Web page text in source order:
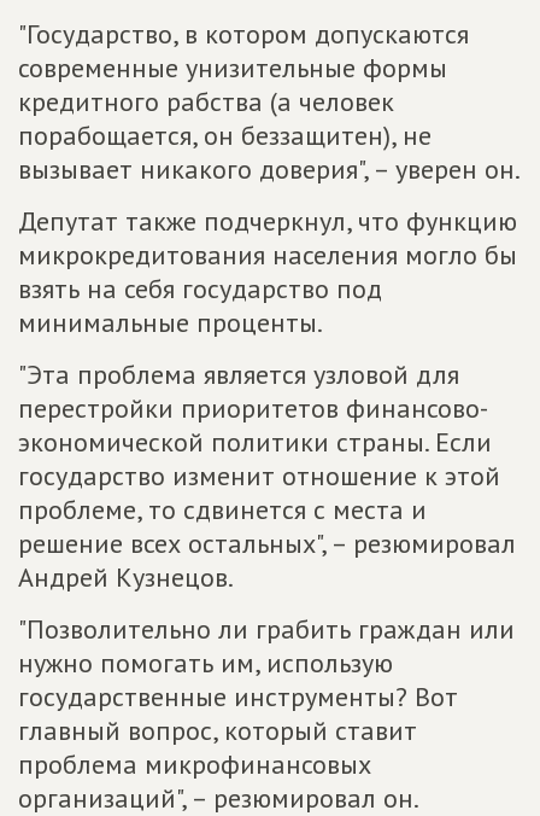
"Государство, в котором допускаются
современные унизительные формы
кредитного рабства (а человек
порабощается, он беззащитен), не
вызывает никакого доверия", – уверен он.
Депутат также подчеркнул, что функцию
микрокредитования населения могло бы
взять на себя государство под
минимальные проценты.
"Эта проблема является узловой для
перестройки приоритетов финансово-
экономической политики страны. Если
государство изменит отношение к этой
проблеме, то сдвинется с места и
решение всех остальных", – резюмировал
Андрей Кузнецов.
"Позволительно ли грабить граждан или
нужно помогать им, использую
государственные инструменты? Вот
главный вопрос, который ставит
проблема микрофинансовых
организаций", – резюмировал он.